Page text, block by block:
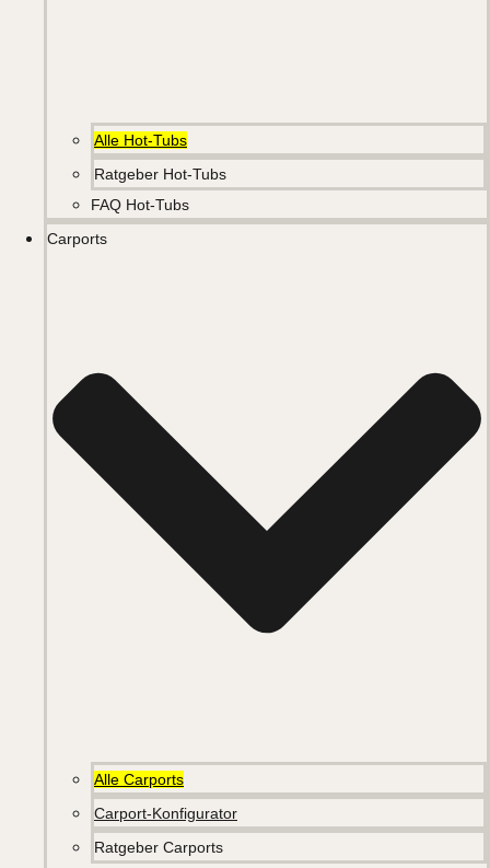
Alle Hot-Tubs
Ratgeber Hot-Tubs
FAQ Hot-Tubs
Carports
Alle Carports
Carport-Konfigurator
Ratgeber Carports